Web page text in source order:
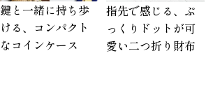
鍵と一緒に持ち歩
ける、コンパクト
なコインケース
指先で感じる、ぷ
っくりドットが可
愛い二つ折り財布